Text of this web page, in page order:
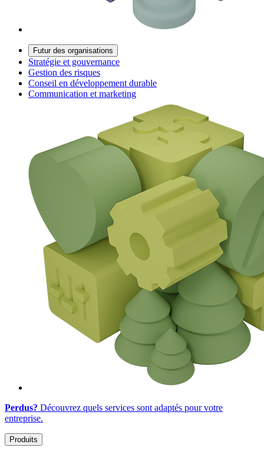
Futur des organisations
Stratégie et gouvernance
Gestion des risques
Conseil en développement durable
Communication et marketing
Perdus? Découvrez quels services sont adaptés pour votre
entreprise.
Produits